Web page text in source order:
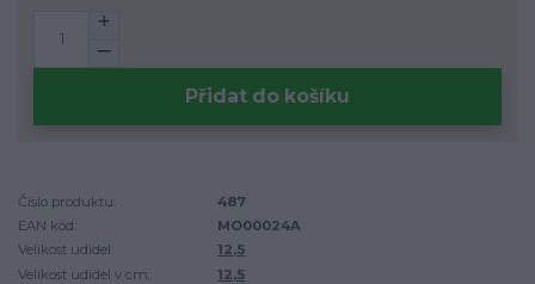
Přidat do košíku
Číslo produktu:
487
EAN kód:
MO00024A
Velikost udidel:
12,5
Velikost udidel v cm:
12,5